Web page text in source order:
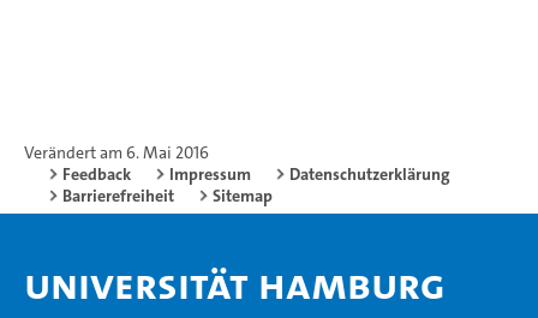
Verändert am 6. Mai 2016
Feedback
Impressum
Datenschutzerklärung
Barrierefreiheit
Sitemap
Universität Hamburg